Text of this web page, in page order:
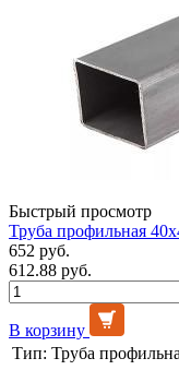
Быстрый просмотр
Труба профильная
652 руб.
612.88 руб.
В корзину
Тип: Труба